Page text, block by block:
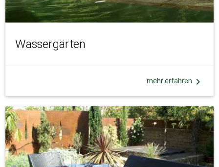
Wassergärten
mehr erfahren chevron_right